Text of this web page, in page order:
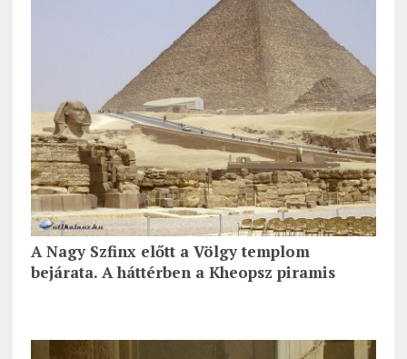
A Nagy Szfinx előtt a Völgy templom
bejárata. A háttérben a Kheopsz piramis